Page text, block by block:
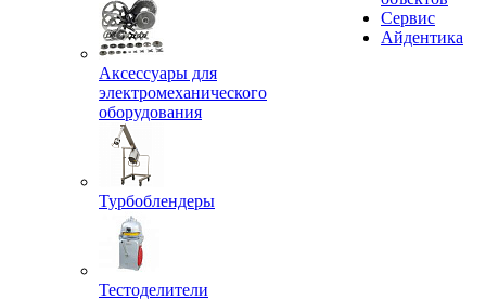
Аксессуары для
электромеханического
оборудования
Турбоблендеры
Тестоделители
Сервис
Айдентика